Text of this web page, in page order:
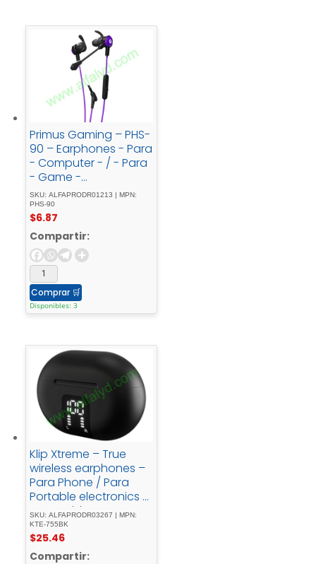
Primus Gaming – PHS-
90 – Earphones - Para
- Computer - / - Para
- Game -
consoleWired3.5mm -
w/Mic - ARCUS90T
SKU: ALFAPRODR01213 | MPN:
PHS-90
$6.87
Compartir:
Comprar 🛒
Disponibles: 3
Klip Xtreme – True
wireless earphones –
Para Phone / Para
Portable electronics /
Para Tablet -
Wireless22Hrs - ANC -
Black
SKU: ALFAPRODR03267 | MPN:
KTE-755BK
$25.46
Compartir: